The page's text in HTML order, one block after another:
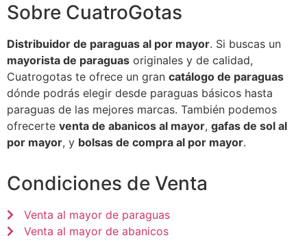
Sobre CuatroGotas
Distribuidor de paraguas al por mayor. Si buscas un
mayorista de paraguas originales y de calidad,
Cuatrogotas te ofrece un gran catálogo de paraguas
dónde podrás elegir desde paraguas básicos hasta
paraguas de las mejores marcas. También podemos
ofrecerte venta de abanicos al mayor, gafas de sol al
por mayor, y bolsas de compra al por mayor.
Condiciones de Venta
Venta al mayor de paraguas
Venta al mayor de abanicos